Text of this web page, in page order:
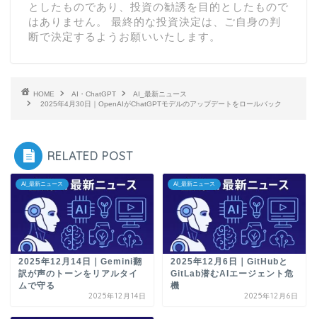
としたものであり、投資の勧誘を目的としたもので
はありません。 最終的な投資決定は、ご自身の判
断で決定するようお願いいたします。
HOME AI・ChatGPT
AI_最新ニュース
2025年4月30日｜OpenAIがChatGPTモデルのアップデートをロールバック
RELATED POST
AI_最新ニュース
2025年12月14日｜Gemini翻
訳が声のトーンをリアルタイ
ムで守る
2025年12月14日
AI_最新ニュース
2025年12月6日｜GitHubと
GitLab潜むAIエージェント危
機
2025年12月6日